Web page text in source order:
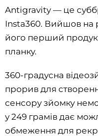
Antigravity — це
Insta360. Вийшов на
його перший
планку.
360-градусна
прорив для
сенсору зйомку
у 249 грамів дає
обмеження для